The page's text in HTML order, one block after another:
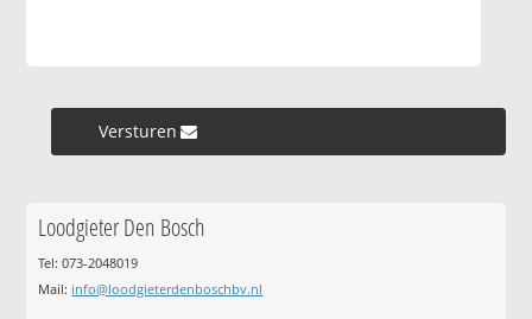
Versturen »
Loodgieter Den Bosch
Tel: 073-2048019
Mail: info@loodgieterdenboschbv.nl